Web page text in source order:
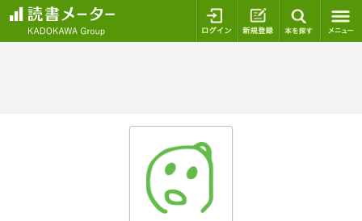
ログイン 新規登録